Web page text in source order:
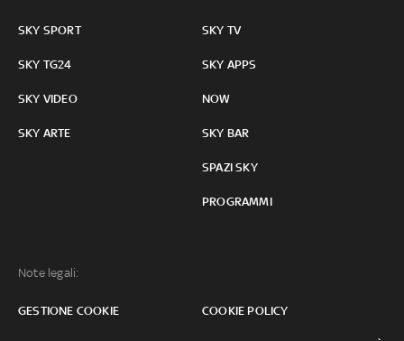
SKY SPORT
SKY TG24
SKY VIDEO
SKY ARTE
SKY TV
SKY APPS
NOW
SKY BAR
SPAZI SKY
PROGRAMMI
Note legali:
GESTIONE COOKIE COOKIE POLICY